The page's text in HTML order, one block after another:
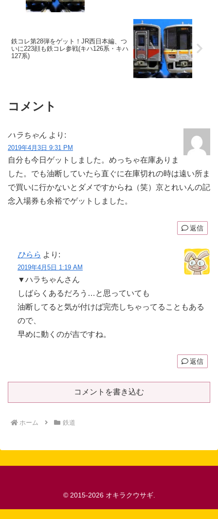
鉄コレ第28弾をゲット！JR西日本編、つ
いに223顔も鉄コレ参戦(キハ126系・キハ
127系)
コメント
ハラちゃん より:
2019年4月3日 9:31 PM
自分も今日ゲットしました。めっちゃ在庫ありま
した。でも油断していたら直ぐに在庫切れの時は遠い所ま
で買いに行かないとダメですからね（笑）京とれいんの記
念入場券も余裕でゲットしました。
返信
ひらら より:
2019年4月5日 1:19 AM
▼ハラちゃんさん
しばらくあるだろう…と思っていても
油断してると気が付けば完売しちゃってることもある
ので、
早めに動くのが吉ですね。
返信
コメントを書き込む
ホーム 鉄道
© 2015-2026 オキラクウサギ.